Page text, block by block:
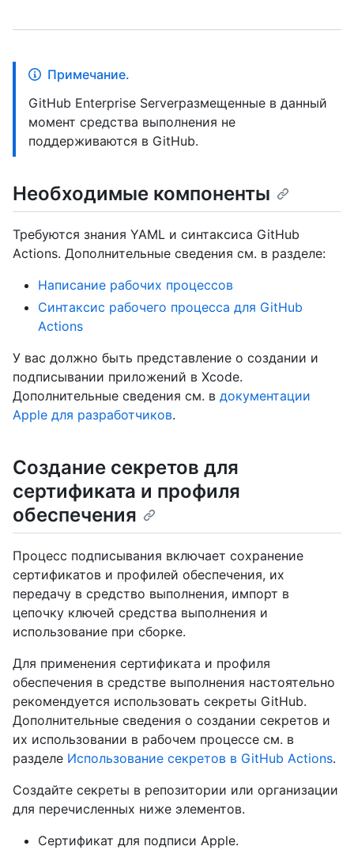
Примечание.
GitHub Enterprise Serverразмещенные в данный
момент средства выполнения не
поддерживаются в GitHub.
Необходимые компоненты
Требуются знания YAML и синтаксиса GitHub
Actions. Дополнительные сведения см. в разделе:
Написание рабочих процессов
Синтаксис рабочего процесса для GitHub
Actions
У вас должно быть представление о создании и
подписывании приложений в Xcode.
Дополнительные сведения см. в документации
Apple для разработчиков.
Создание секретов для
сертификата и профиля
обеспечения
Процесс подписывания включает сохранение
сертификатов и профилей обеспечения, их
передачу в средство выполнения, импорт в
цепочку ключей средства выполнения и
использование при сборке.
Для применения сертификата и профиля
обеспечения в средстве выполнения настоятельно
рекомендуется использовать секреты GitHub.
Дополнительные сведения о создании секретов и
их использовании в рабочем процессе см. в
разделе Использование секретов в GitHub Actions.
Создайте секреты в репозитории или организации
для перечисленных ниже элементов.
Сертификат для подписи Apple.